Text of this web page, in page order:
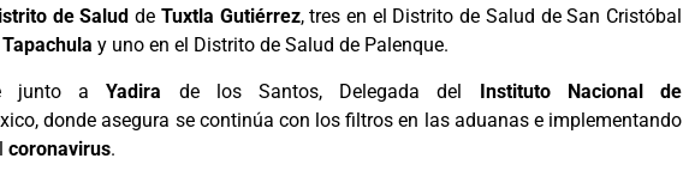
de Saludde Tuxtla Gutiérrez, tres en el Distrito de Salud de San Cristóbal
Tapachula y uno en el Distrito de Salud de Palenque.
junto aYadira de los Santos, Delegada del Instituto Nacional de
donde asegura se continúa con los filtros en las aduanas e implementando
coronavirus.